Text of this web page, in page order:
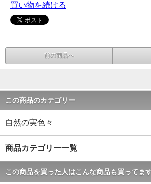
買い物を続ける
前の商品へ
この商品のカテゴリー
自然の実色々
商品カテゴリー一覧
この商品を買った人はこんな商品も買ってま